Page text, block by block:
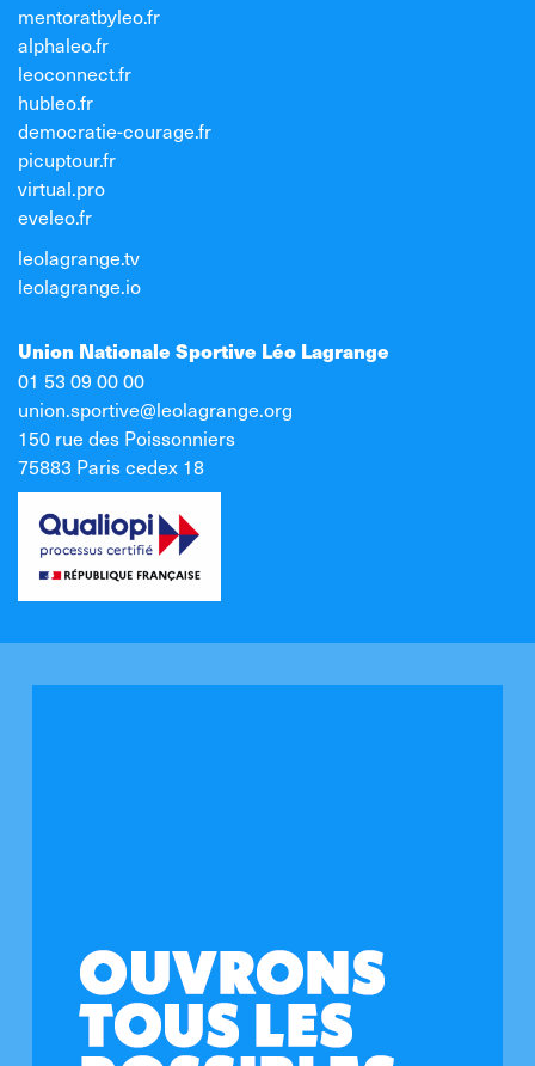
mentoratbyleo.fr
alphaleo.fr
leoconnect.fr
hubleo.fr
democratie-courage.fr
picuptour.fr
virtual.pro
eveleo.fr
leolagrange.tv
leolagrange.io
Union Nationale Sportive Léo Lagrange
01 53 09 00 00
union.sportive@leolagrange.org
150 rue des Poissonniers
75883 Paris cedex 18